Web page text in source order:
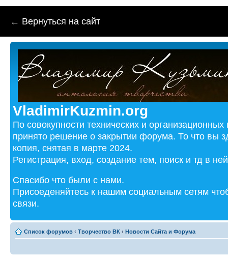
← Вернуться на сайт
VladimirKuzmin.org
По совокупности технических и
принято решение о закрытии форума. То что вы
копия, снятая в марте 2024.
Регистрация, вход, создание тем, поиск и тд в
Спасибо что были с нами.
Присоеденяйтесь к нашим социальным сетям
связи.
Список форумов ‹ Творчество ВК ‹ Новости Сайта и Форума